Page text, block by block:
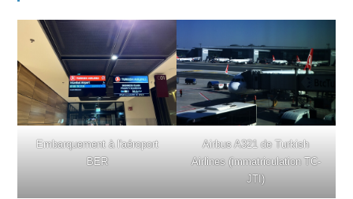
Embarquement à l'aéroport
BER
Airbus A321 de Turkish
Airlines (immatriculation TC-
JTI)